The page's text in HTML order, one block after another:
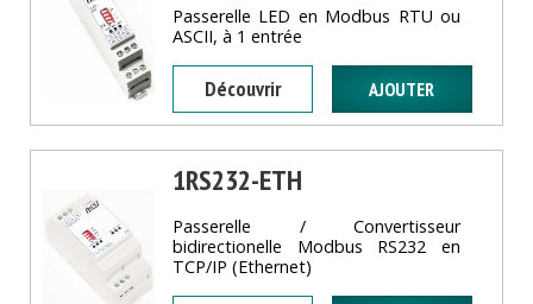
Passerelle LED en Modbus RTU ou
ASCII, à 1 entrée
Découvrir
1RS232-ETH
Passerelle / Convertisseur
bidirectionelle Modbus RS232 en
TCP/IP (Ethernet)